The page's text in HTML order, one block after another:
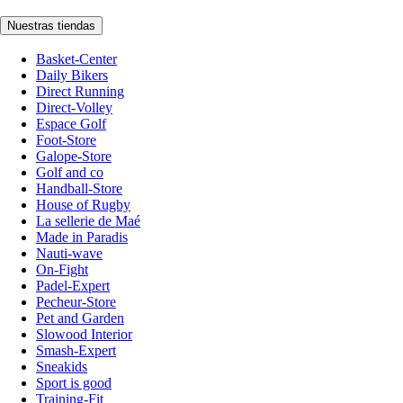
Nuestras tiendas
Basket-Center
Daily Bikers
Direct Running
Direct-Volley
Espace Golf
Foot-Store
Galope-Store
Golf and co
Handball-Store
House of Rugby
La sellerie de Maé
Made in Paradis
Nauti-wave
On-Fight
Padel-Expert
Pecheur-Store
Pet and Garden
Slowood Interior
Smash-Expert
Sneakids
Sport is good
Training-Fit